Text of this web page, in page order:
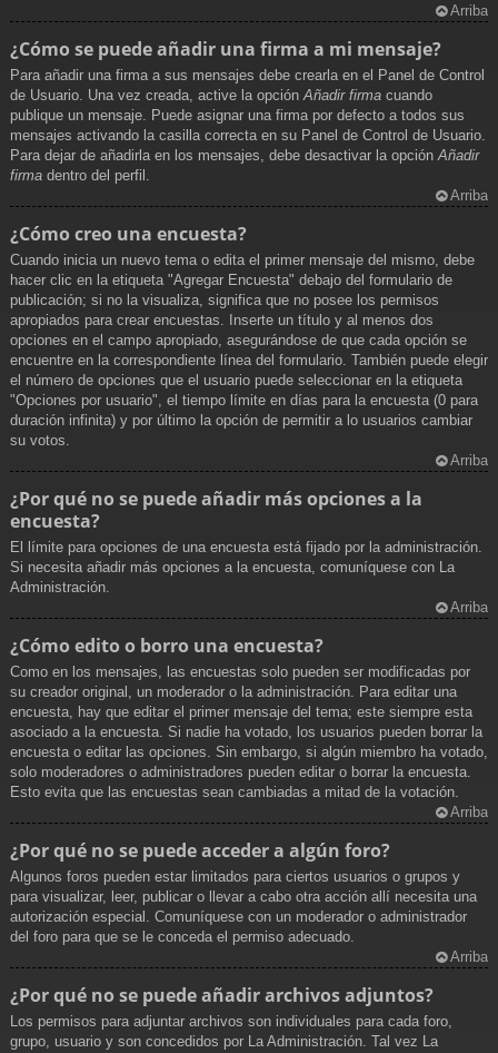
Arriba
¿Cómo se puede añadir una firma a mi mensaje?
Para añadir una firma a sus mensajes debe crearla en el Panel de Control
de Usuario. Una vez creada, active la opción Añadir firma cuando
publique un mensaje. Puede asignar una firma por defecto a todos sus
mensajes activando la casilla correcta en su Panel de Control de Usuario.
Para dejar de añadirla en los mensajes, debe desactivar la opción Añadir
firma dentro del perfil.
Arriba
¿Cómo creo una encuesta?
Cuando inicia un nuevo tema o edita el primer mensaje del mismo, debe
hacer clic en la etiqueta "Agregar Encuesta" debajo del formulario de
publicación; si no la visualiza, significa que no posee los permisos
apropiados para crear encuestas. Inserte un título y al menos dos
opciones en el campo apropiado, asegurándose de que cada opción se
encuentre en la correspondiente línea del formulario. También puede elegir
el número de opciones que el usuario puede seleccionar en la etiqueta
"Opciones por usuario", el tiempo límite en días para la encuesta (0 para
duración infinita) y por último la opción de permitir a lo usuarios cambiar
su votos.
Arriba
¿Por qué no se puede añadir más opciones a la
encuesta?
El límite para opciones de una encuesta está fijado por la administración.
Si necesita añadir más opciones a la encuesta, comuníquese con La
Administración.
Arriba
¿Cómo edito o borro una encuesta?
Como en los mensajes, las encuestas solo pueden ser modificadas por
su creador original, un moderador o la administración. Para editar una
encuesta, hay que editar el primer mensaje del tema; este siempre esta
asociado a la encuesta. Si nadie ha votado, los usuarios pueden borrar la
encuesta o editar las opciones. Sin embargo, si algún miembro ha votado,
solo moderadores o administradores pueden editar o borrar la encuesta.
Esto evita que las encuestas sean cambiadas a mitad de la votación.
Arriba
¿Por qué no se puede acceder a algún foro?
Algunos foros pueden estar limitados para ciertos usuarios o grupos y
para visualizar, leer, publicar o llevar a cabo otra acción allí necesita una
autorización especial. Comuníquese con un moderador o administrador
del foro para que se le conceda el permiso adecuado.
Arriba
¿Por qué no se puede añadir archivos adjuntos?
Los permisos para adjuntar archivos son individuales para cada foro,
grupo, usuario y son concedidos por La Administración. Tal vez La